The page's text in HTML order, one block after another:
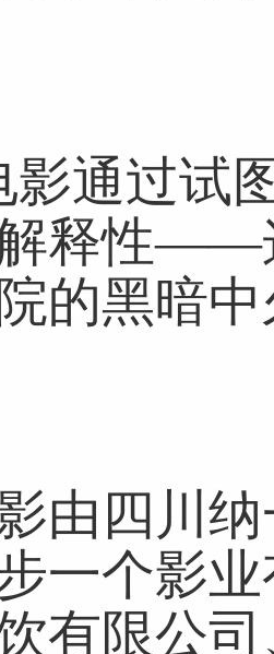
过试图
释性——
的黑暗
四川纳
一个影
有限公
人看法，并不表明本网同意其观点或证实其描